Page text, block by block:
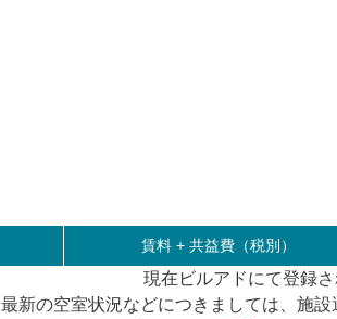
賃料 +共益費（税別）
現在ビルアドにて登録
最新の空室状況などにつきましては、施